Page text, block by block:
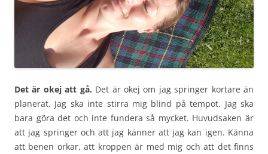
Det är okej att gå. Det är okej om jag springer kortare än
planerat. Jag ska inte stirra mig blind på tempot. Jag ska
bara göra det och inte fundera så mycket. Huvudsaken är
att jag springer och att jag känner att jag kan igen. Känna
att benen orkar, att kroppen är med mig och att det finns